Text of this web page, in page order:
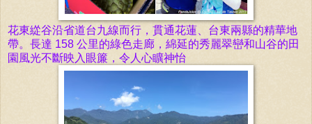
花東緃谷沿省道台九線而行，貫通花蓮、台東兩縣的精華地
帶。長達 158 公里的綠色走廊，綿延的秀麗翠巒和山谷的田
園風光不斷映入眼簾，令人心矌神怡